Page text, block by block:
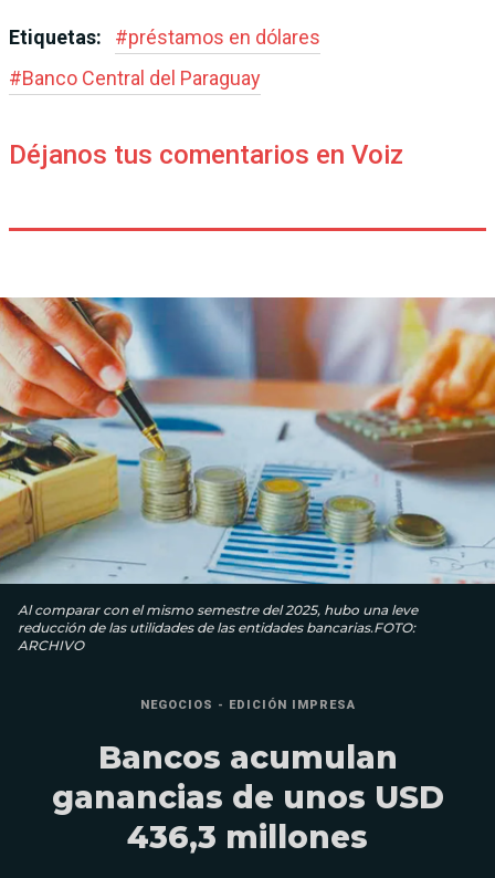
Etiquetas: #préstamos en dólares
#Banco Central del Paraguay
Déjanos tus comentarios en Voiz
Al comparar con el mismo semestre del 2025, hubo una leve
reducción de las utilidades de las entidades bancarias.FOTO:
ARCHIVO
NEGOCIOS - EDICIÓN IMPRESA
Bancos acumulan
ganancias de unos USD
436,3 millones